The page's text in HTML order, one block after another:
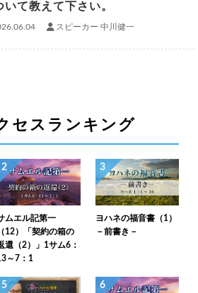
いて教えて下さい。
スピーカー 中川健一
セスランキング
2
ムエル記第一
（12）「契約の箱の
還（2）」1サム6：
～7：1
3
ヨハネの福音書（1）
－前書き－
5 6